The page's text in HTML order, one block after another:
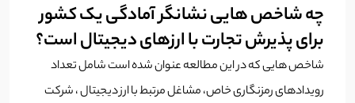
چه شاخص هایی نشانگر آمادگی یک کشور
برای پذیرش تجارت با ارزهای دیجیتال است؟
شاخص هایی که در این مطالعه عنوان شده است شامل تعداد
رویدادهای رمزنگاری خاص، مشاغل مرتبط با ارز دیجیتال ، شرکت